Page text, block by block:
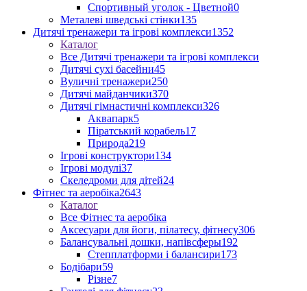
Спортивный уголок - Цветной0
Металеві шведські стінки135
Дитячі тренажери та ігрові комплекси1352
Каталог
Все Дитячі тренажери та ігрові комплекси
Дитячі сухі басейни45
Вуличні тренажери250
Дитячі майданчики370
Дитячі гімнастичні комплекси326
Аквапарк5
Піратський корабель17
Природа219
Ігрові конструктори134
Ігрові модулі37
Скеледроми для дітей24
Фітнес та аеробіка2643
Каталог
Все Фітнес та аеробіка
Аксесуари для йоги, пілатесу, фітнесу306
Балансувальні дошки, напівсферы192
Степплатформи і балансири173
Бодібари59
Різне7